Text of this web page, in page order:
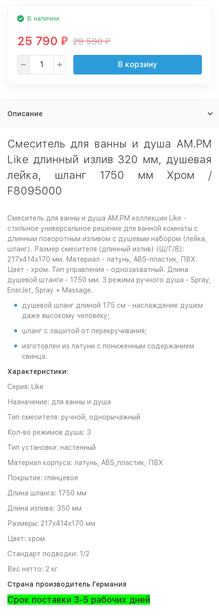
В наличии
25 790 ₽ 29 590₽
В корзину
Описание
Смеситель для ванны и душа AM.PM
Like длинный излив 320 мм, душевая
лейка, шланг 1750 мм Хром /
F8095000
Смеситель для ванны и душа AM.PM коллекции Like -
стильное универсальное решение для ванной комнаты с
длинным поворотным изливом с душевым набором (лейка,
шланг). Размер смесителя (длинный излив) (Ш/Г/В):
217x414x170 мм. Материал - латунь, ABS-пластик, ПВХ.
Цвет - хром. Тип управления - однозахватный. Длина
душевой штанги - 1750 мм. 3 режима ручного душа - Spray,
EnerJet, Spray + Massage.
душевой шланг длиной 175 см - наслаждение душем
даже высокому человеку;
шланг с защитой от перекручивания;
изготовлен из латуни с пониженным содержанием
свинца.
Характеристики:
Серия: Like
Назначение: для ванны и душа
Тип смесителя: ручной, однорычажный
Кол-во режимов душа: 3
Тип установки: настенный
Материал корпуса: латунь, ABS_пластик, ПВХ
Покрытие: глянцевое
Длина шланга: 1750 мм
Длина излива: 350 мм
Размеры: 217x414x170 мм
Цвет: хром
Стандарт подводки: 1/2
Вес нетто: 2 кг
Страна производитель Германия
Срок поставки 3-5 рабочих дней